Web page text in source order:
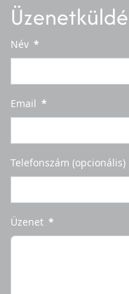
Név *
Email *
Telefonszám (opcionális)
Üzenet *